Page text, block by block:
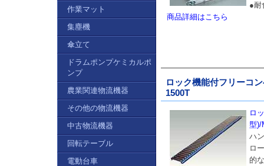
●耐
商品詳細はこちら
ロック機能付フリーコ
1500T
ロ
型)/
ハ
ロ
的
作業マット
集塵機
傘立て
ドラムポンプケミカルポ
ンプ
農業関連物流機器
その他の物流機器
中古物流機器
回転テーブル
電動台車